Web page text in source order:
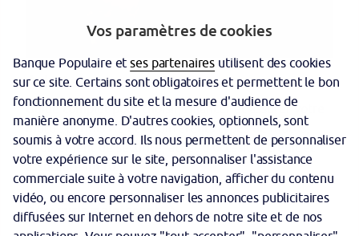
Acheter une moto
Guide complet pour choisir, financer et assurer votre
moto : permis A2 et A, différents types de motos,
équipement de sécurité, achat d’occasion, crédit et
assurance moto.
Découvrir maintenant
Vos paramètres de cookies
Banque Populaire etses partenaires utilisent des cookies
sur ce site. Certains sont obligatoires et permettent le bon
fonctionnement du site et la mesure d'audience de
manière anonyme. D'autres cookies, optionnels, sont
soumis à votre accord. Ils nous permettent de personnaliser
votre expérience sur le site, personnaliser l'assistance
commerciale suite à votre navigation, afficher du contenu
vidéo, ou encore personnaliser les annonces publicitaires
diffusées sur Internet en dehors de notre site et de nos